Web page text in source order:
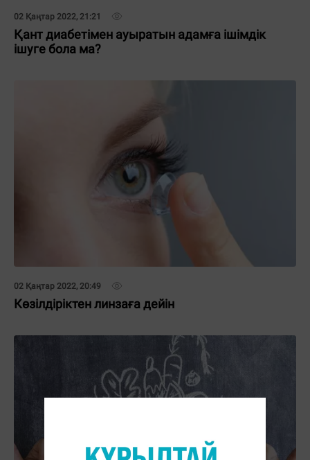
02 Қаңтар 2022, 21:21
Қант диабетімен ауыратын адамға ішімдік
ішуге бола ма?
02 Қаңтар 2022, 20:49
Көзілдіріктен линзаға дейін